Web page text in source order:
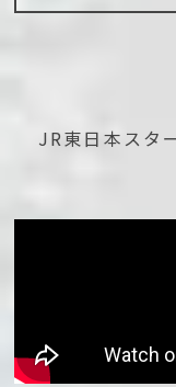
JR東日本スタ